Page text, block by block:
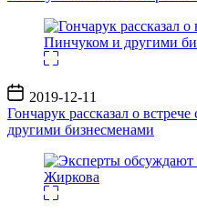
Дата
записи
2019-12-11
Гончарук рассказал о
другими бизнесменами